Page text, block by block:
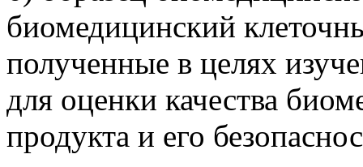
биомедицинский
полученные в целях
для оценки качества
продукта и его